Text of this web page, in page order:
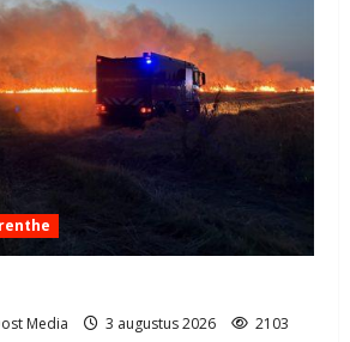
Media 3 augustus 2026 2103